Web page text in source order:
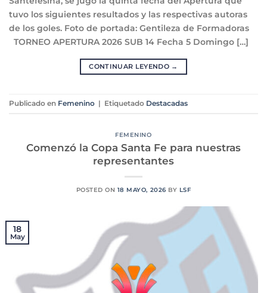
tuvo los siguientes resultados y las respectivas autoras
de los goles. Foto de portada: Gentileza de Formadoras
TORNEO APERTURA 2026 SUB 14 Fecha 5 Domingo […]
CONTINUAR LEYENDO →
Publicado en Femenino Etiquetado Destacadas
FEMENINO
Comenzó la Copa Santa Fe para nuestras
representantes
POSTED ON 18 MAYO, 2026 BY LSF
18
May